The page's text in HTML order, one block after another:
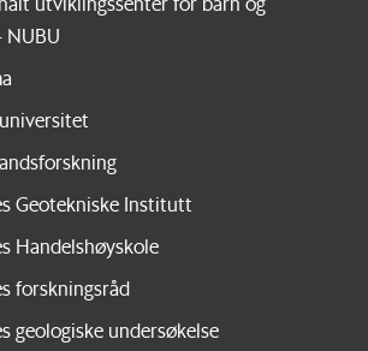
NUBU
Geotekniske Institutt
Handelshøyskole
forskningsråd
geologiske undersøkelse